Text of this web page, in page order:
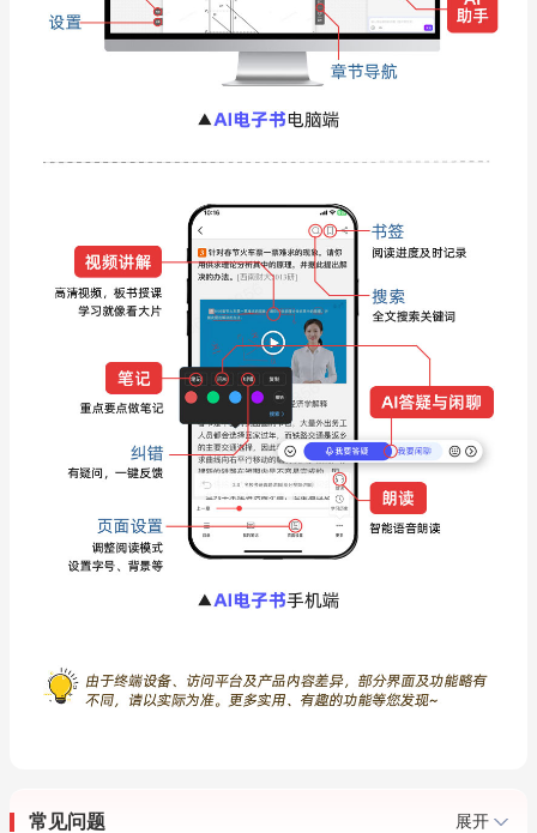
常见问题 展开